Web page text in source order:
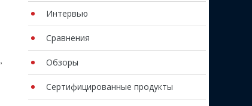
Интервью
Сравнения
Обзоры
Сертифицированные продукты